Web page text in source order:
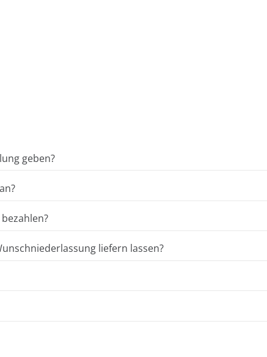
geben?
liefern lassen?